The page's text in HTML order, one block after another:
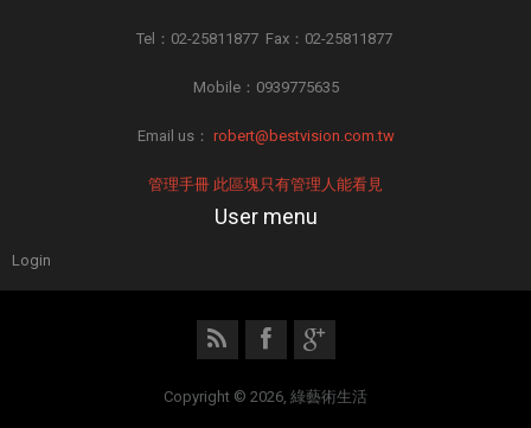
Tel：02-25811877 Fax：02-25811877
Mobile：0939775635
Email us： robert@bestvision.com.tw
管理手冊 此區塊只有管理人能看見
User menu
Login
Copyright © 2026, 綠藝術生活